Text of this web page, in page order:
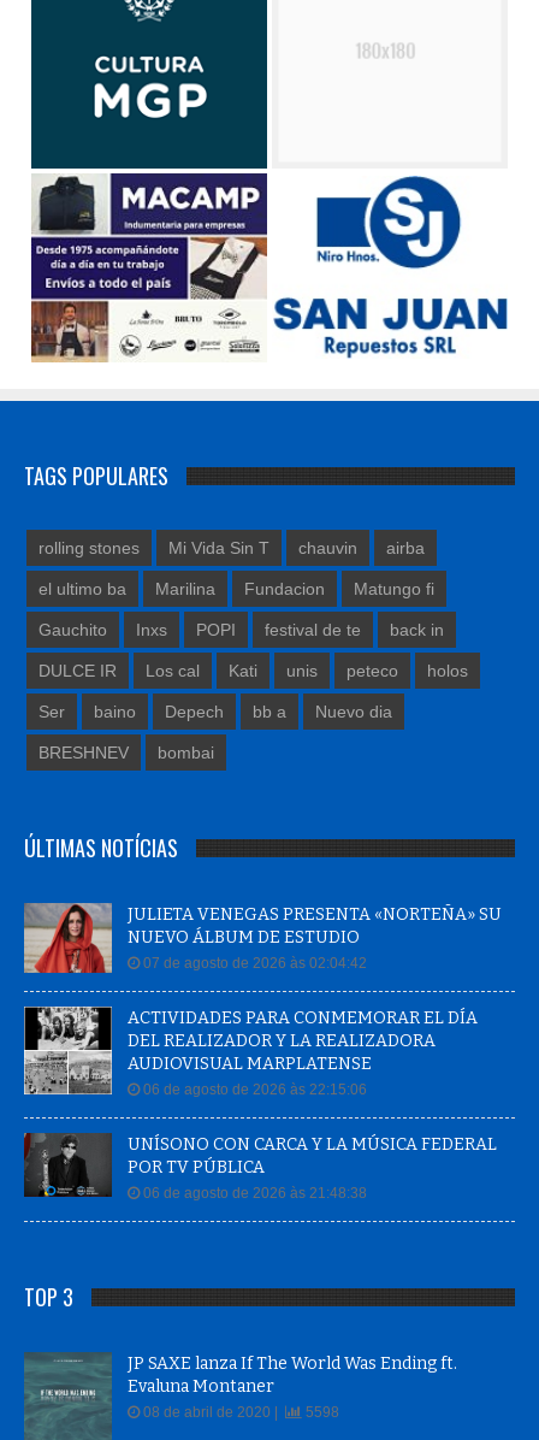
TAGS POPULARES
rolling stones Mi Vida Sin T chauvin airba
el ultimo ba Marilina Fundacion Matungo fi
Gauchito Inxs POPI festival de te back in
DULCE IR Los cal Kati unis peteco holos
Ser baino Depech bb a Nuevo dia
BRESHNEV bombai
ÚLTIMAS NOTÍCIAS
JULIETA VENEGAS PRESENTA «NORTEÑA» SU
NUEVO ÁLBUM DE ESTUDIO
07 de agosto de 2026 às 02:04:42
ACTIVIDADES PARA CONMEMORAR EL DÍA
DEL REALIZADOR Y LA REALIZADORA
AUDIOVISUAL MARPLATENSE
06 de agosto de 2026 às 22:15:06
UNÍSONO CON CARCA Y LA MÚSICA FEDERAL
POR TV PÚBLICA
06 de agosto de 2026 às 21:48:38
TOP 3
JP SAXE lanza If The World Was Ending ft.
Evaluna Montaner
08 de abril de 2020 | 5598